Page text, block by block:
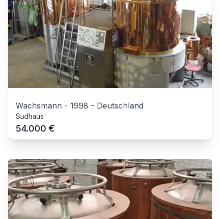
Wachsmann - 1998 - Deutschland
Sudhaus
54.000 €